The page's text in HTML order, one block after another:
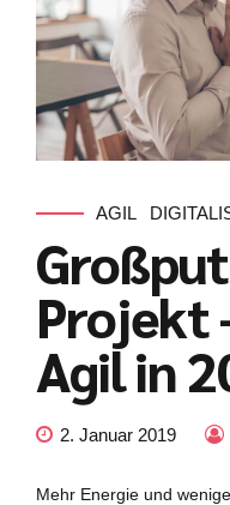
AGIL
Projekt
Agil in
2. Januar 2019
Mehr Energie und